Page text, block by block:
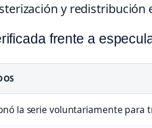
y
frente a
la serie voluntariamente para